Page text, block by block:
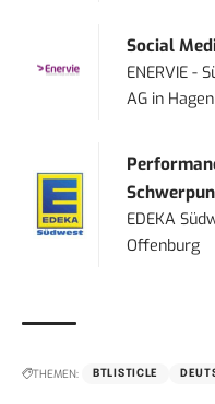
Social
ENERVIE -
AG in Hagen
EDEKA
Offenburg
THEMEN: BTLISTICLE